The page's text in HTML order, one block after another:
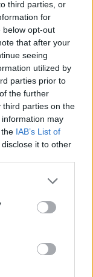
third parties, or
for
below opt-out
that after your
seeing
utilized by
parties prior to
the further
third parties on the
information may
IAB’s List of
it to other
elszállt, de
között az
éppen az
hogy
szó a
hanem a
ezelőtt
hogy
mivel számos